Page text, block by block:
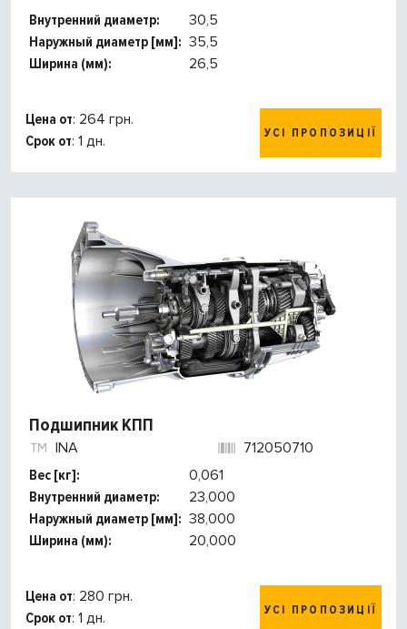
Внутренний диаметр:
30,5
Наружный диаметр [мм]: 35,5
Ширина (мм):
26,5
Цена от: 264 грн.
Срок от: 1 дн. УСІ ПРОПОЗИЦІЇ
Подшипник КПП
INA
712050710
Вес [кг]:
0,061
Внутренний диаметр:
23,000
Наружный диаметр [мм]: 38,000
Ширина (мм):
20,000
Цена от: 280 грн.
Срок от: 1 дн. УСІ ПРОПОЗИЦІЇ